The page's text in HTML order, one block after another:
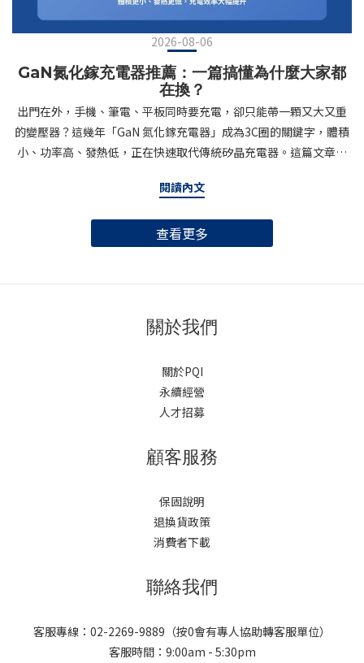
2026-08-06
GaN氮化鎵充電器推薦：一篇搞懂為什麼大家都
在換？
出門在外，手機、筆電、平板同時要充電，卻只能帶一顆又大又重
的變壓器？這幾年「GaN 氮化鎵充電器」成為3C圈的關鍵字，體積
小、功率高、發熱低，正在快速取代傳統矽晶充電器。這篇文章帶
意的重點。什麼是GaN氮化鎵充電器？GaN（Gallium Nitride，氮
電子遷移率更高、耐高壓能力更強，能在更小的體積內處理更大的
牌到筆電品牌，甚至第三方配件廠，都陸續把充電器改用GaN技術
製造。GaN充電器的三大優勢1. 體積更小、更輕巧GaN晶片的能源
薄，出差、旅行帶一顆就能應付多台裝置。2. 發熱更低、更安全傳
統充電器長時間使用容易發燙，GaN材質因為能源損耗低，運作時
溫度相對穩定，長時間充電也更令人安心。3. 功率更高、支援多裝
多孔位、多埠同時供電的設計，一顆充電器就能同時幫手機、筆
注意什麼？在琳瑯滿目的GaN充電器產品中，建議從以下幾個面向
挑選：輸出功率是否符合你的裝置需求：筆電通常需要65W以上，
手機、耳機等小型裝置則30W以內已相當足夠，建議選擇支援智慧
Delivery）是目前主流快充協定，相容性高，幾乎所有iPhone、
Android旗艦機、筆電都能支援。孔位數量與接口類型：依照自己常
是Type-A。安全認證：留意是否具備過壓、過流、過熱等多重保護
閱讀內文
查看更多
關於我們
關於PQI
永續經營
人才招募
顧客服務
保固說明
退換貨政策
消費者下載
聯絡我們
客服專線：02-2269-9889（按0會有專人協助轉客服單位）
客服時間：9:00am - 5:30pm